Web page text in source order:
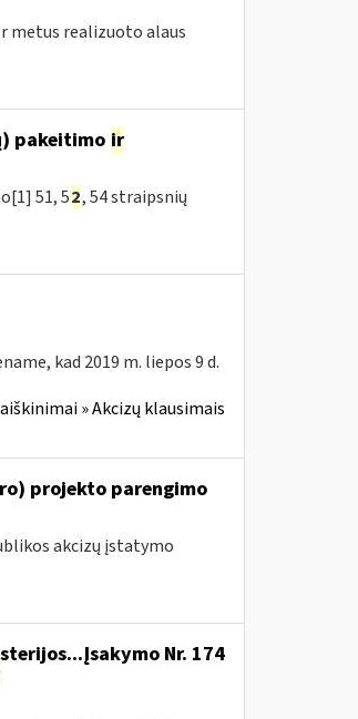
metus realizuoto alaus
pakeitimo ir
51, 52, 54 straipsnių
kad 2019 m. liepos 9 d.
» Akcizų klausimais
projekto parengimo
akcizų įstatymo
Nr. 174